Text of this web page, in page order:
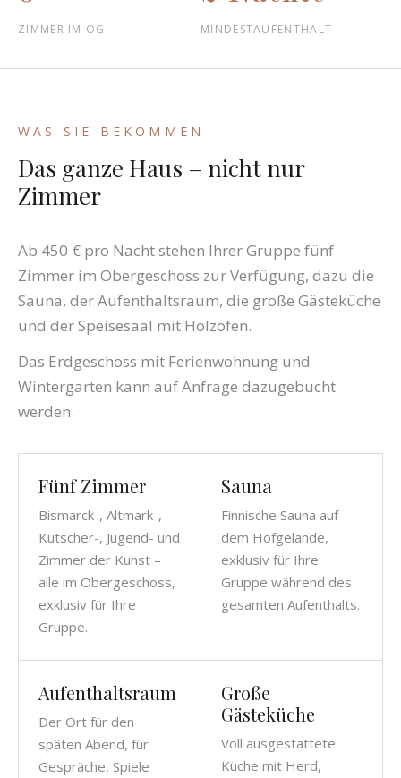
ZIMMER IM OG MINDESTAUFENTHALT
WAS SIE BEKOMMEN
Das ganze Haus – nicht nur
Zimmer
Ab 450 € pro Nacht stehen Ihrer Gruppe fünf
Zimmer im Obergeschoss zur Verfügung, dazu die
Sauna, der Aufenthaltsraum, die große Gästeküche
und der Speisesaal mit Holzofen.
Das Erdgeschoss mit Ferienwohnung und
Wintergarten kann auf Anfrage dazugebucht
werden.
Fünf Zimmer
Bismarck-, Altmark-,
Kutscher-, Jugend- und
Zimmer der Kunst –
alle im Obergeschoss,
exklusiv für Ihre
Gruppe.
Sauna
Finnische Sauna auf
dem Hofgelände,
exklusiv für Ihre
Gruppe während des
gesamten Aufenthalts.
Aufenthaltsraum
Der Ort für den
späten Abend, für
Gespräche, Spiele
Große
Gästeküche
Voll ausgestattete
Küche mit Herd,